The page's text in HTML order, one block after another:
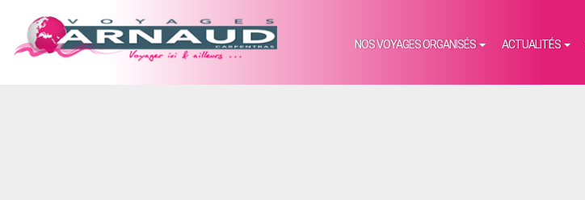
NOS VOYAGES ORGANISÉS ACTUALITÉS